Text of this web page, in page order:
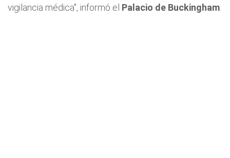
vigilancia médica", informó el Palacio de Buckingham